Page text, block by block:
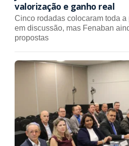
valorização e ganho real
Cinco rodadas colocaram toda
em discussão, mas Fenaban
propostas